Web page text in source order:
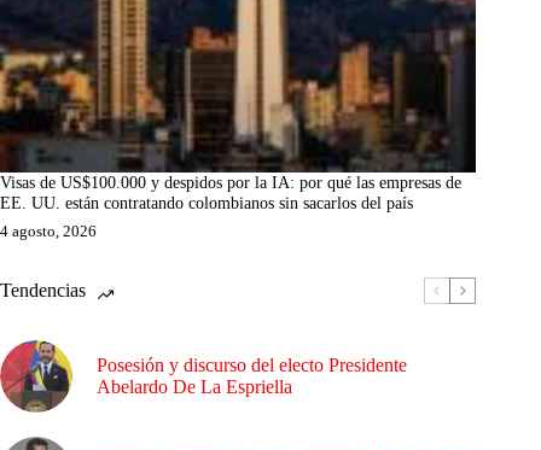
Visas de US$100.000 y despidos por la IA: por qué las empresas de
EE. UU. están contratando colombianos sin sacarlos del país
4 agosto, 2026
Tendencias
Posesión y discurso del electo Presidente
Abelardo De La Espriella